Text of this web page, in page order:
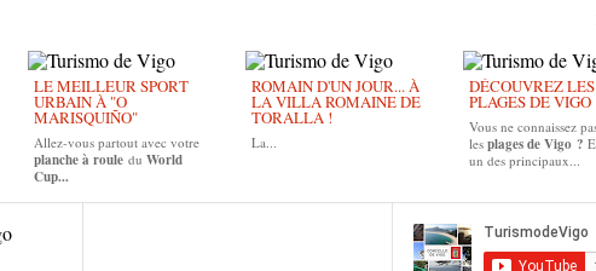
LE MEILLEUR SPORT
URBAIN À "O
MARISQUIÑO"
Allez-vous partout avec votre
planche à roule du World
Cup...
ROMAIN D'UN JOUR... À
LA VILLA ROMAINE DE
TORALLA !
La...
DÉCOUVREZ LES
PLAGES DE VIGO
Vous ne connaissez
les plages de Vigo ?
un des principaux...